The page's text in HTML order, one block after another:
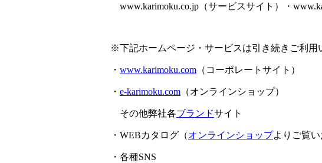
www.karimoku.co.jp（サービスサイト）・
※下記ホームページ・サービスは引き続きご利用
・ www.karimoku.com （コーポレートサイト）
・ e-karimoku.com （オンラインショップ）
その他弊社各ブランドサイト
・WEBカタログ（オンラインショップよりご覧い
・各種SNS